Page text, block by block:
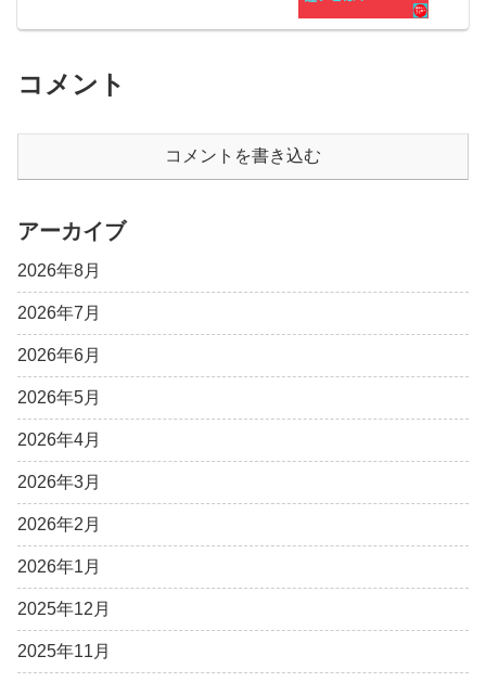
コメント
コメントを書き込む
アーカイブ
2026年8月
2026年7月
2026年6月
2026年5月
2026年4月
2026年3月
2026年2月
2026年1月
2025年12月
2025年11月